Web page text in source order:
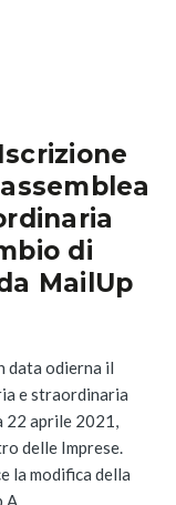
di
MailUp
data odierna il
e straordinaria
22 aprile 2021,
delle Imprese.
la modifica della